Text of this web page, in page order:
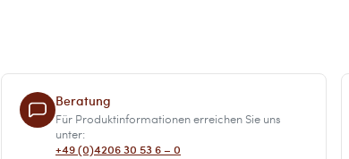
Beratung
Für Produktinformationen erreichen Sie uns
unter:
+49 (0)4206 30 53 6 – 0